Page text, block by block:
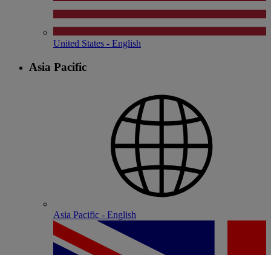
United States - English
Asia Pacific
Asia Pacific - English